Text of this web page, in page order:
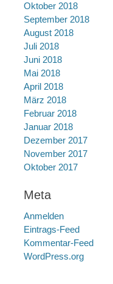
Oktober 2018
September 2018
August 2018
Juli 2018
Juni 2018
Mai 2018
April 2018
März 2018
Februar 2018
Januar 2018
Dezember 2017
November 2017
Oktober 2017
Meta
Anmelden
Eintrags-Feed
Kommentar-Feed
WordPress.org